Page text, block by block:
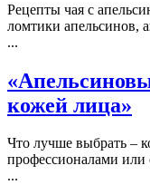
Рецепты чая с
ломтики апельсинов,
...
кожей лица»
Что лучше выбрать –
профессионалами или
...